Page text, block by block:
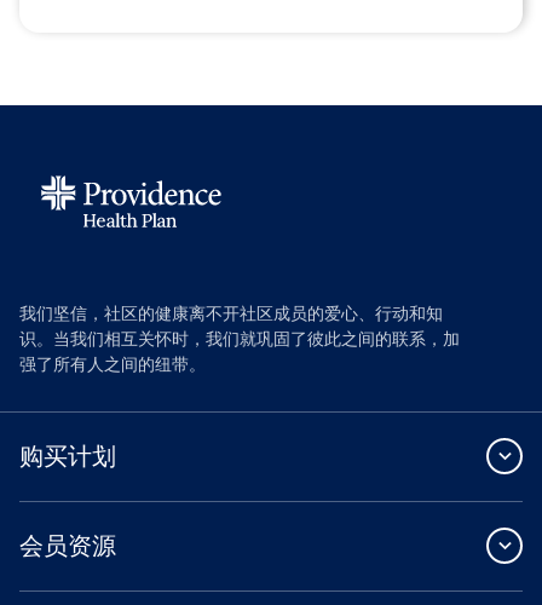
我们坚信，社区的健康离不开社区成员的爱心、行动和知
识。当我们相互关怀时，我们就巩固了彼此之间的联系，加
强了所有人之间的纽带。
购买计划
会员资源